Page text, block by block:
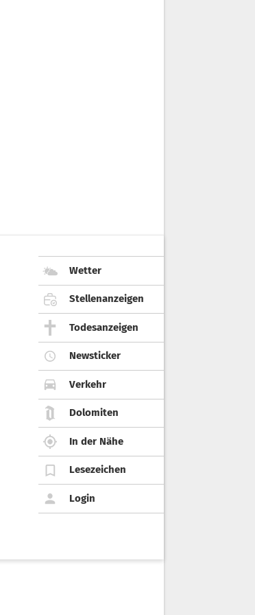
Wetter
Stellenanzeigen
Todesanzeigen
Newsticker
Verkehr
Dolomiten
In der Nähe
Lesezeichen
Login